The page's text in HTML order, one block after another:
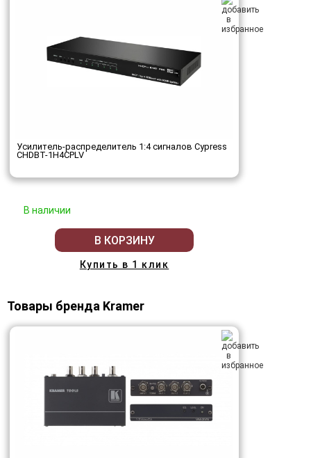
Усилитель-распределитель 1:4 сигналов Cypress
CHDBT-1H4CPLV
В наличии
В КОРЗИНУ
Купить в 1 клик
Товары бренда Kramer